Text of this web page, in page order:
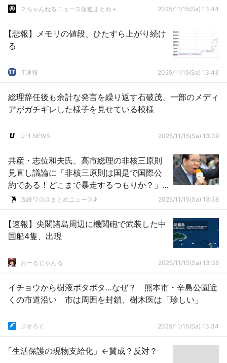
２ちゃんねるニュース超速まとめ＋ 2025/11/15(Sa) 13:44
【悲報】メモリの値段、ひたすら上がり続け
る
IT速報 2025/11/15(Sa) 13:43
総理辞任後も余計な発言を繰り返す石破茂、一部のメディ
アがガチギレした様子を見せている模様
U-1 NEWS 2025/11/15(Sa) 13:39
共産・志位和夫氏、高市総理の非核三原則
見直し議論に「非核三原則は国是で国際公
約である！どこまで暴走するつもりか？」
ｗｗｗｗｗｗｗｗｗｗｗｗｗｗｗ
政経ワロスまとめニュース♪ 2025/11/15(Sa) 13:38
【速報】尖閣諸島周辺に機関砲で武装した中
国船4隻、出現
おーるじゃんる 2025/11/15(Sa) 13:36
イチョウから樹液ポタポタ…なぜ？ 熊本市・辛島公園近
くの市道沿い 市は周囲を封鎖、樹木医は「珍しい」
ジオろぐ 2025/11/15(Sa) 13:34
「生活保護の現物支給化」←賛成？反対？